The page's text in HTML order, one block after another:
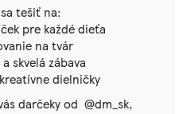
tešiť na:
pre každé dieťa
na tvár
skvelá zábava
dielničky
darčeky od @dm_sk,